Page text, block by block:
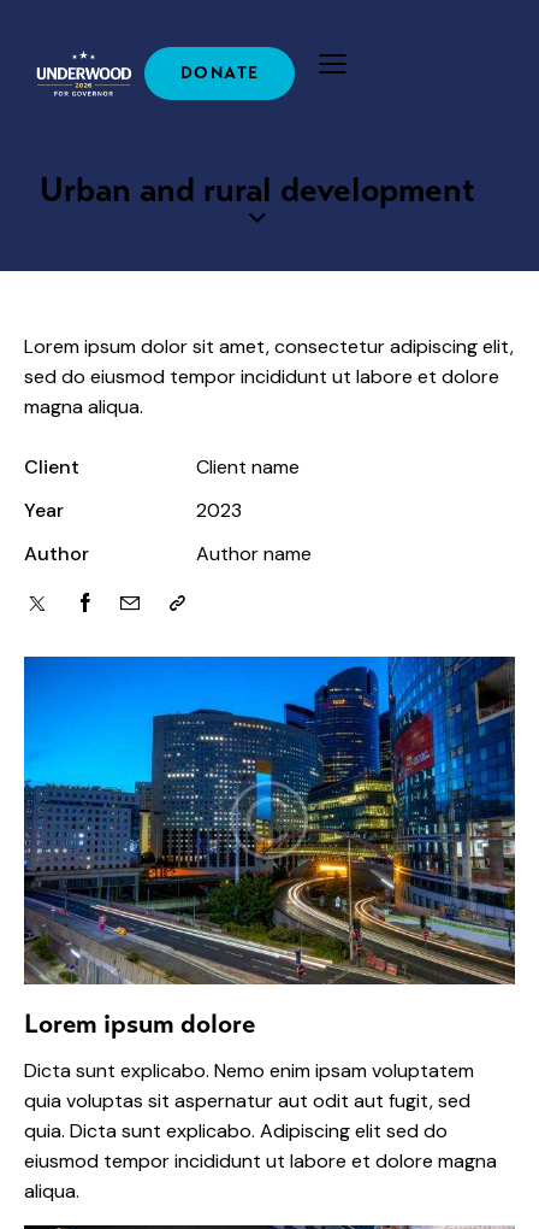
DONATE
Urban and rural development
Lorem ipsum dolor sit amet, consectetur adipiscing elit,
sed do eiusmod tempor incididunt ut labore et dolore
magna aliqua.
Client
Client name
Year
2023
Author
Author name
Lorem ipsum dolore
Dicta sunt explicabo. Nemo enim ipsam voluptatem
quia voluptas sit aspernatur aut odit aut fugit, sed
quia. Dicta sunt explicabo. Adipiscing elit sed do
eiusmod tempor incididunt ut labore et dolore magna
aliqua.